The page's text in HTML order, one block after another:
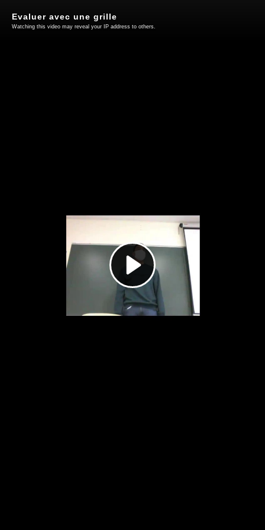
Play
Video
Evaluer avec une grille
Watching this video may reveal your IP address to others.